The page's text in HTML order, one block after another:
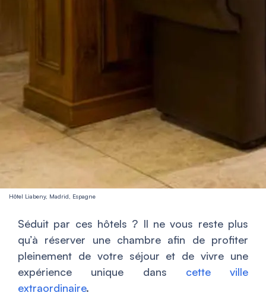
Hôtel Liabeny, Madrid, Espagne
Séduit par ces hôtels ? Il ne vous reste plus
qu’à réserver une chambre afin de profiter
pleinement de votre séjour et de vivre une
expérience unique dans cette ville
extraordinaire.